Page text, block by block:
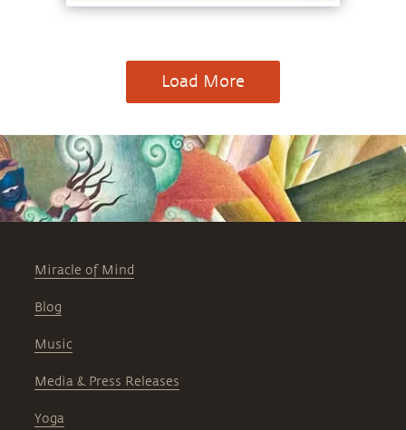
Load More
Miracle of Mind
Blog
Music
Media & Press Releases
Yoga